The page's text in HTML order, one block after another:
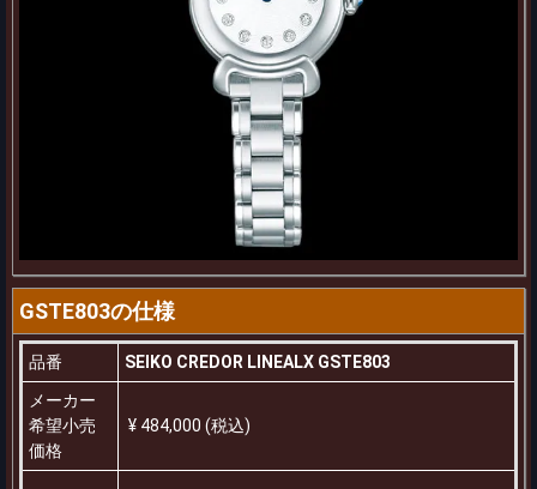
GSTE803の仕様
品番
SEIKO CREDOR LINEALX GSTE803
メーカー
希望小売
価格
¥ 484,000 (税込)